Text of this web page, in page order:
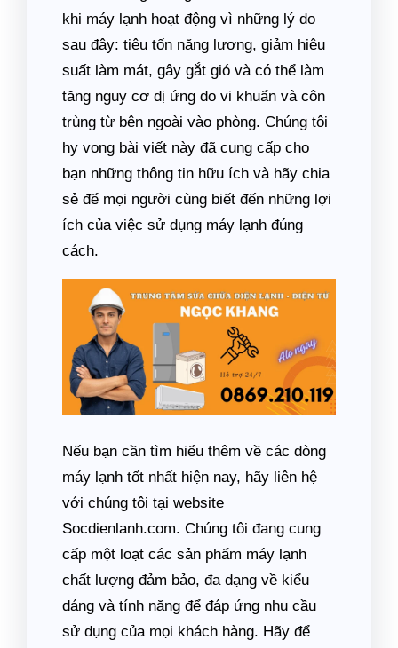
khi máy lạnh hoạt động vì những lý do
sau đây: tiêu tốn năng lượng, giảm hiệu
suất làm mát, gây gắt gió và có thể làm
tăng nguy cơ dị ứng do vi khuẩn và côn
trùng từ bên ngoài vào phòng. Chúng tôi
hy vọng bài viết này đã cung cấp cho
bạn những thông tin hữu ích và hãy chia
sẻ để mọi người cùng biết đến những lợi
ích của việc sử dụng máy lạnh đúng
cách.
Nếu bạn cần tìm hiểu thêm về các dòng
máy lạnh tốt nhất hiện nay, hãy liên hệ
với chúng tôi tại website
Socdienlanh.com. Chúng tôi đang cung
cấp một loạt các sản phẩm máy lạnh
chất lượng đảm bảo, đa dạng về kiểu
dáng và tính năng để đáp ứng nhu cầu
sử dụng của mọi khách hàng. Hãy để